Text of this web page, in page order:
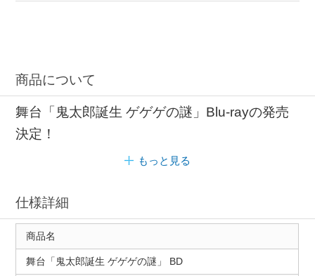
商品について
舞台「鬼太郎誕生 ゲゲゲの謎」Blu-rayの発売
決定！
もっと見る
仕様詳細
商品名
舞台「鬼太郎誕生 ゲゲゲの謎」 BD